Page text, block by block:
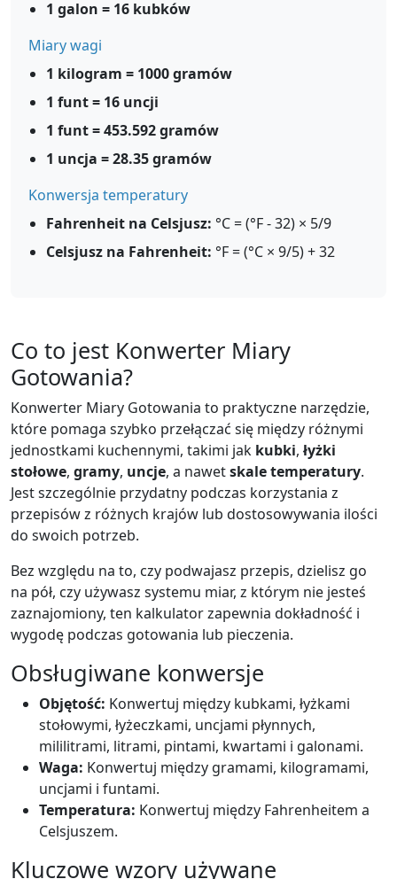
1 galon = 16 kubków
Miary wagi
1 kilogram = 1000 gramów
1 funt = 16 uncji
1 funt = 453.592 gramów
1 uncja = 28.35 gramów
Konwersja temperatury
Fahrenheit na Celsjusz: °C = (°F - 32) × 5/9
Celsjusz na Fahrenheit: °F = (°C × 9/5) + 32
Co to jest Konwerter Miary
Gotowania?
Konwerter Miary Gotowania to praktyczne narzędzie,
które pomaga szybko przełączać się między różnymi
jednostkami kuchennymi, takimi jak kubki, łyżki
stołowe, gramy, uncje, a nawetskale temperatury.
Jest szczególnie przydatny podczas korzystania z
przepisów z różnych krajów lub dostosowywania ilości
do swoich potrzeb.
Bez względu na to, czy podwajasz przepis, dzielisz go
na pół, czy używasz systemu miar, z którym nie jesteś
zaznajomiony, ten kalkulator zapewnia dokładność i
wygodę podczas gotowania lub pieczenia.
Obsługiwane konwersje
Objętość: Konwertuj między kubkami, łyżkami
stołowymi, łyżeczkami, uncjami płynnych,
mililitrami, litrami, pintami, kwartami i galonami.
Waga: Konwertuj między gramami, kilogramami,
uncjami i funtami.
Temperatura: Konwertuj między Fahrenheitem a
Celsjuszem.
Kluczowe wzory używane